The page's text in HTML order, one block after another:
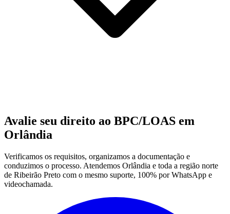
Avalie seu direito ao BPC/LOAS em
Orlândia
Verificamos os requisitos, organizamos a documentação e
conduzimos o processo. Atendemos Orlândia e toda a região norte
de Ribeirão Preto com o mesmo suporte, 100% por WhatsApp e
videochamada.